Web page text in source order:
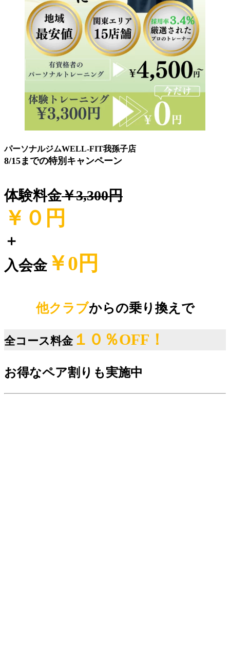
パーソナルジムWELL-FIT我孫子店
8/15までの特別キャンペーン
体験料金￥3,300円
￥０ 円
＋
入会金￥0円
他クラブからの乗り換えで
全コース料金１０％OFF！
お得なペア割りも実施中